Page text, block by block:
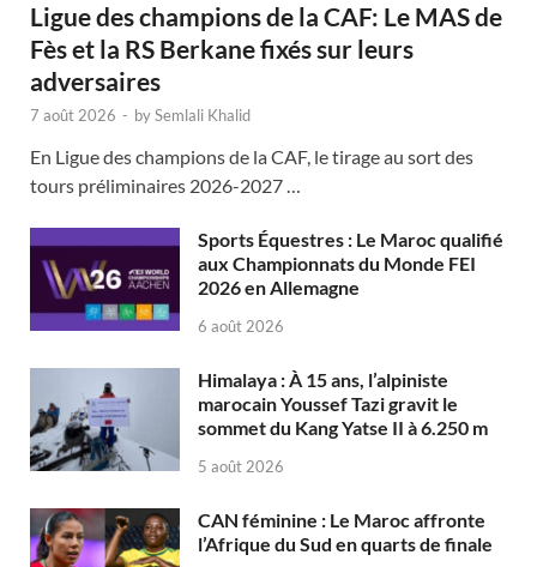
Ligue des champions de la CAF: Le MAS de
Fès et la RS Berkane fixés sur leurs
adversaires
7 août 2026 - bySemlali Khalid
En Ligue des champions de la CAF, le tirage au sort des
tours préliminaires 2026-2027 …
Sports Équestres : Le Maroc qualifié
aux Championnats du Monde FEI
2026 en Allemagne
6 août 2026
Himalaya : À 15 ans, l’alpiniste
marocain Youssef Tazi gravit le
sommet du Kang Yatse II à 6.250 m
5 août 2026
CAN féminine : Le Maroc affronte
l’Afrique du Sud en quarts de finale